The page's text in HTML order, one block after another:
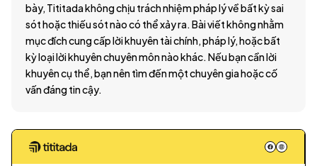
bày, Tititada không chịu trách nhiệm pháp lý về bất kỳ sai
sót hoặc thiếu sót nào có thể xảy ra. Bài viết không nhằm
mục đích cung cấp lời khuyên tài chính, pháp lý, hoặc bất
kỳ loại lời khuyên chuyên môn nào khác. Nếu bạn cần lời
khuyên cụ thể, bạn nên tìm đến một chuyên gia hoặc cố
vấn đáng tin cậy.